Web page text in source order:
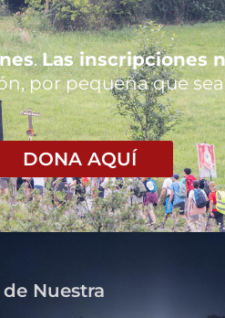
.Las inscripciones
por pequeña que
DONA AQUÍ
Nuestra